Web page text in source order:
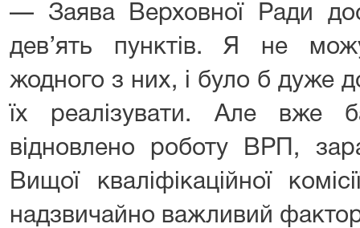
— Заява Верховної Ради
дев’ять пунктів. Я не
жодного з них, і було б дуже
їх реалізувати. Але вже
відновлено роботу ВРП,
Вищої кваліфікаційної
надзвичайно важливий